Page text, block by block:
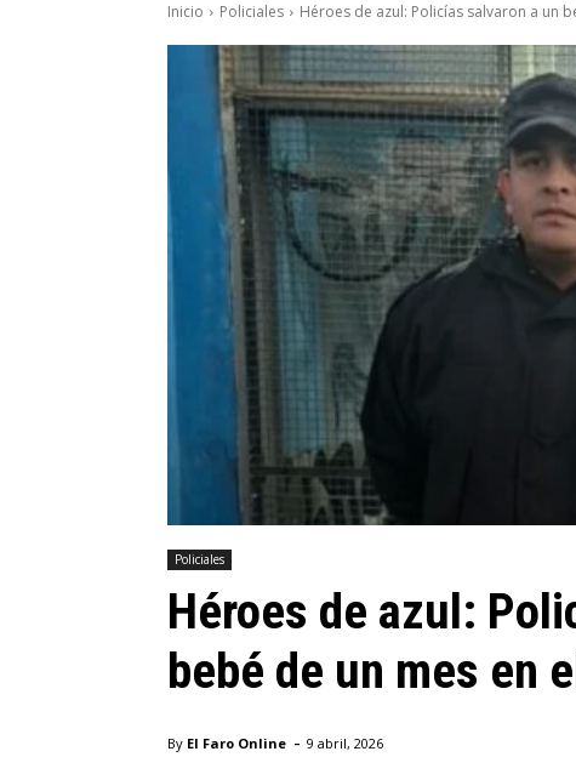
Inicio Policiales Héroes de azul: Policías salvaron a un
Policiales
Héroes de azul:
bebé de un mes en
By El Faro Online - 9 abril, 2026